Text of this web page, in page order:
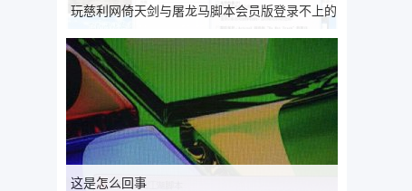
玩慈利网倚天剑与屠龙马脚本会员版登录不上的
解决办法
这是怎么回事